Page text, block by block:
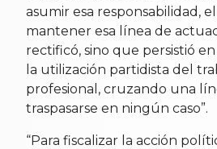
asumir esa responsabilidad,
mantener esa línea de
rectificó, sino que persistió
la utilización partidista del
profesional, cruzando una
traspasarse en ningún caso”.
“Para fiscalizar la acción